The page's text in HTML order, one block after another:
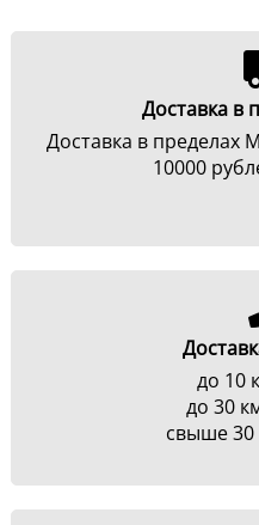
Доставка в
Доставка в пределах
10000
до 10
до 30
свыше 30